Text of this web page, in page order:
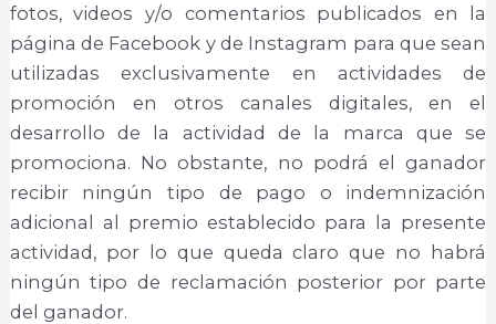
fotos, videos y/o comentarios publicados en la
página de Facebook y de Instagram para que sean
utilizadas exclusivamente en actividades de
promoción en otros canales digitales, en el
desarrollo de la actividad de la marca que se
promociona. No obstante, no podrá el ganador
recibir ningún tipo de pago o indemnización
adicional al premio establecido para la presente
actividad, por lo que queda claro que no habrá
ningún tipo de reclamación posterior por parte
del ganador.